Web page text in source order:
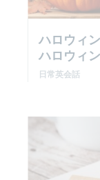
ハロウィ
ハロウィ
日常英会話